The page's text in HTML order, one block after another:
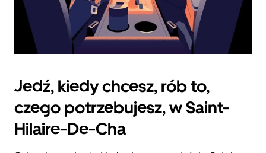
Jedź, kiedy chcesz, rób to,
czego potrzebujesz, w Saint-
Hilaire-De-Cha